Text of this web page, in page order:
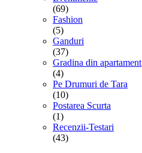
(69)
Fashion
(5)
Ganduri
(37)
Gradina din apartament
(4)
Pe Drumuri de Tara
(10)
Postarea Scurta
(1)
Recenzii-Testari
(43)